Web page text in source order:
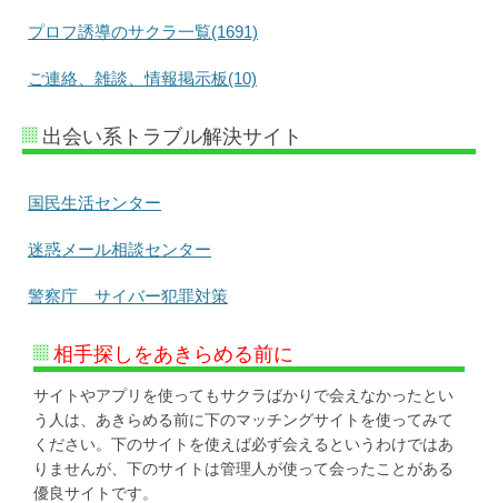
プロフ誘導のサクラ一覧(1691)
ご連絡、雑談、情報掲示板(10)
出会い系トラブル解決サイト
国民生活センター
迷惑メール相談センター
警察庁 サイバー犯罪対策
相手探しをあきらめる前に
サイトやアプリを使ってもサクラばかりで会えなかったとい
う人は、あきらめる前に下のマッチングサイトを使ってみて
ください。下のサイトを使えば必ず会えるというわけではあ
りませんが、下のサイトは管理人が使って会ったことがある
優良サイトです。